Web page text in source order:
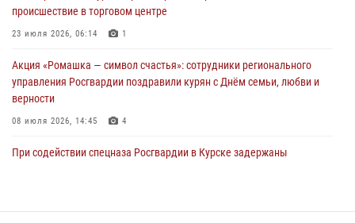
28 июля 2026, 13:17
происшествие в торговом центре
23 июля 2026, 06:14 1
Акция «Ромашка — символ счастья»: сотрудники регионального
управления Росгвардии поздравили курян с Днём семьи, любви и
верности
08 июля 2026, 14:45 4
При содействии спецназа Росгвардии в Курске задержаны